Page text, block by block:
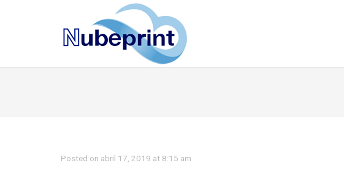
Posted on abril 17, 2019 at 8:15 am